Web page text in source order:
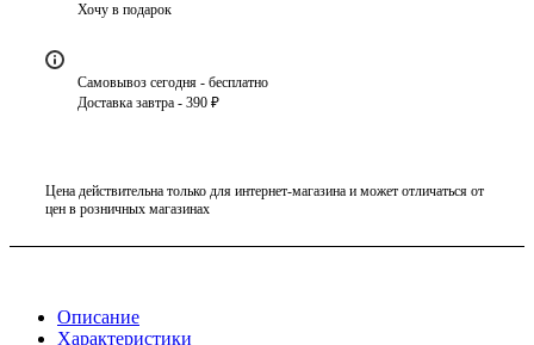
Хочу в подарок
Самовывоз сегодня - бесплатно
Доставка завтра - 390 ₽
Цена действительна только для интернет-магазина и может отличаться от
цен в розничных магазинах
Описание
Характеристики